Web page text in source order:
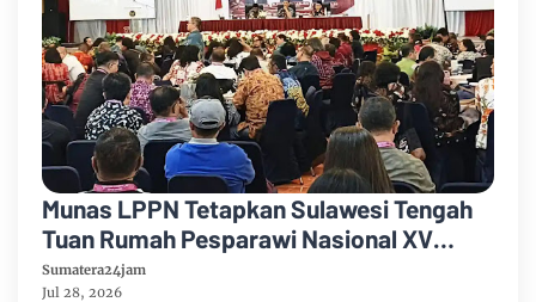
Munas LPPN Tetapkan Sulawesi Tengah
Tuan Rumah Pesparawi Nasional XV
Tahun 2029
Sumatera24jam
Jul 28, 2026